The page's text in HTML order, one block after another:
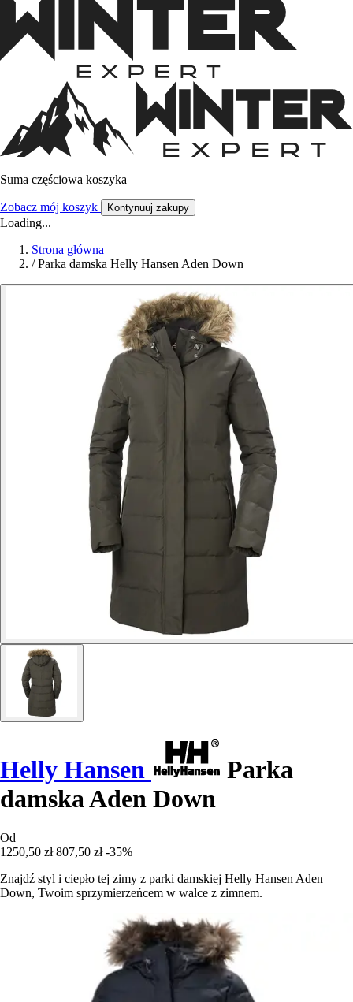
Suma częściowa koszyka
Zobacz mój koszyk Kontynuuj zakupy
Loading...
Strona główna
/ Parka damska Helly Hansen Aden Down
Helly Hansen
Parka
damska Aden Down
Od
1250,50 zł 807,50 zł -35%
Znajdź styl i ciepło tej zimy z parki damskiej Helly Hansen Aden
Down, Twoim sprzymierzeńcem w walce z zimnem.